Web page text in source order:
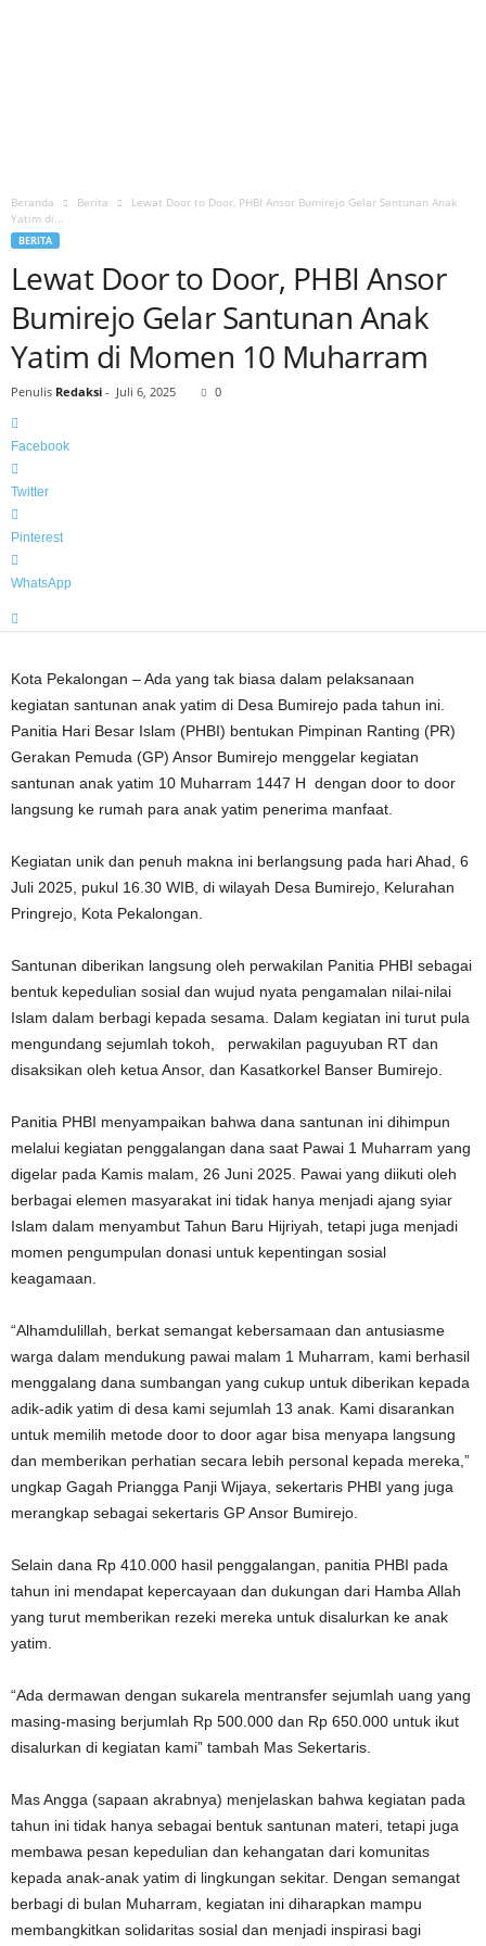
Beranda Berita
Lewat Door to Door, PHBI Ansor Bumirejo Gelar Santunan Anak
Yatim di...
BERITA
Lewat Door to Door, PHBI Ansor
Bumirejo Gelar Santunan Anak
Yatim di Momen 10 Muharram
Penulis Redaksi - Juli 6, 2025 0
Facebook
Twitter
Pinterest
WhatsApp
Kota Pekalongan – Ada yang tak biasa dalam pelaksanaan
kegiatan santunan anak yatim di Desa Bumirejo pada tahun ini.
Panitia Hari Besar Islam (PHBI) bentukan Pimpinan Ranting (PR)
Gerakan Pemuda (GP) Ansor Bumirejo menggelar kegiatan
santunan anak yatim 10 Muharram 1447 H dengan door to door
langsung ke rumah para anak yatim penerima manfaat.
Kegiatan unik dan penuh makna ini berlangsung pada hari Ahad, 6
Juli 2025, pukul 16.30 WIB, di wilayah Desa Bumirejo, Kelurahan
Pringrejo, Kota Pekalongan.
Santunan diberikan langsung oleh perwakilan Panitia PHBI sebagai
bentuk kepedulian sosial dan wujud nyata pengamalan nilai-nilai
Islam dalam berbagi kepada sesama. Dalam kegiatan ini turut pula
mengundang sejumlah tokoh, perwakilan paguyuban RT dan
disaksikan oleh ketua Ansor, dan Kasatkorkel Banser Bumirejo.
Panitia PHBI menyampaikan bahwa dana santunan ini dihimpun
melalui kegiatan penggalangan dana saat Pawai 1 Muharram yang
digelar pada Kamis malam, 26 Juni 2025. Pawai yang diikuti oleh
berbagai elemen masyarakat ini tidak hanya menjadi ajang syiar
Islam dalam menyambut Tahun Baru Hijriyah, tetapi juga menjadi
momen pengumpulan donasi untuk kepentingan sosial
keagamaan.
“Alhamdulillah, berkat semangat kebersamaan dan antusiasme
warga dalam mendukung pawai malam 1 Muharram, kami berhasil
menggalang dana sumbangan yang cukup untuk diberikan kepada
adik-adik yatim di desa kami sejumlah 13 anak. Kami disarankan
untuk memilih metode door to door agar bisa menyapa langsung
dan memberikan perhatian secara lebih personal kepada mereka,”
ungkap Gagah Priangga Panji Wijaya, sekertaris PHBI yang juga
merangkap sebagai sekertaris GP Ansor Bumirejo.
Selain dana Rp 410.000 hasil penggalangan, panitia PHBI pada
tahun ini mendapat kepercayaan dan dukungan dari Hamba Allah
yang turut memberikan rezeki mereka untuk disalurkan ke anak
yatim.
“Ada dermawan dengan sukarela mentransfer sejumlah uang yang
masing-masing berjumlah Rp 500.000 dan Rp 650.000 untuk ikut
disalurkan di kegiatan kami” tambah Mas Sekertaris.
Mas Angga (sapaan akrabnya) menjelaskan bahwa kegiatan pada
tahun ini tidak hanya sebagai bentuk santunan materi, tetapi juga
membawa pesan kepedulian dan kehangatan dari komunitas
kepada anak-anak yatim di lingkungan sekitar. Dengan semangat
berbagi di bulan Muharram, kegiatan ini diharapkan mampu
membangkitkan solidaritas sosial dan menjadi inspirasi bagi